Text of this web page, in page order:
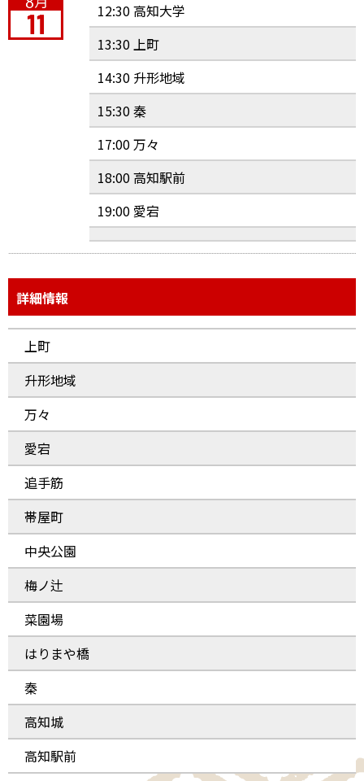
12:30 高知大学
13:30 上町
14:30 升形地域
15:30 秦
17:00 万々
18:00 高知駅前
19:00 愛宕
詳細情報
上町
升形地域
万々
愛宕
追手筋
帯屋町
中央公園
梅ノ辻
菜園場
はりまや橋
秦
高知城
高知駅前